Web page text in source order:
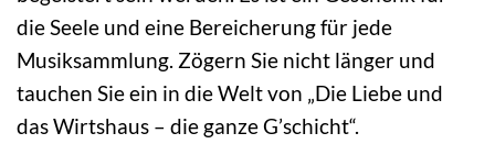
die Seele und eine Bereicherung für jede
Musiksammlung. Zögern Sie nicht länger und
tauchen Sie ein in die Welt von „Die Liebe und
das Wirtshaus – die ganze G’schicht“.